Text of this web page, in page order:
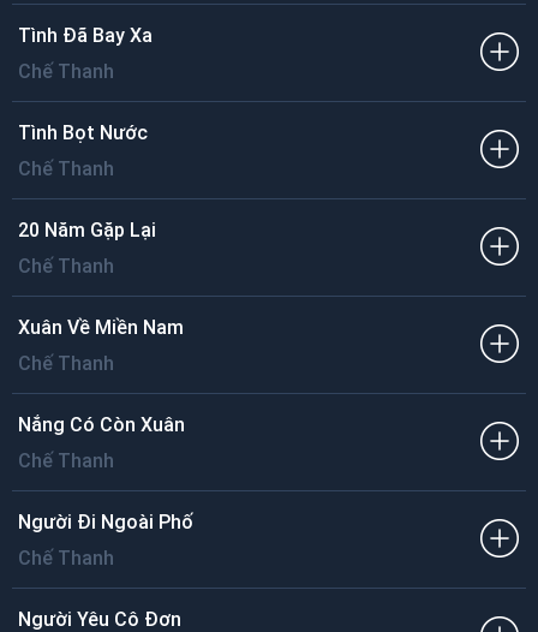
Tình Đã Bay Xa
Chế Thanh
Tình Bọt Nước
Chế Thanh
20 Năm Gặp Lại
Chế Thanh
Xuân Về Miền Nam
Chế Thanh
Nắng Có Còn Xuân
Chế Thanh
Người Đi Ngoài Phố
Chế Thanh
Người Yêu Cô Đơn